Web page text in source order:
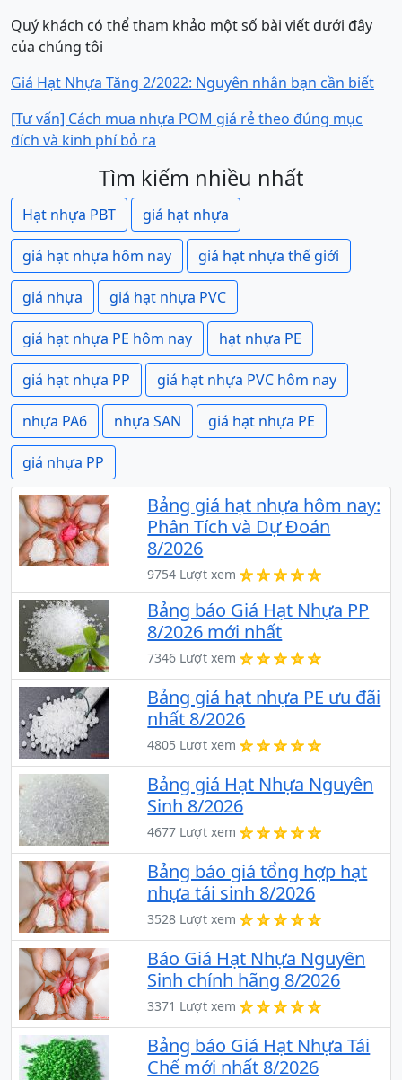
Quý khách có thể tham khảo một số bài viết dưới đây
của chúng tôi
Giá Hạt Nhựa Tăng 2/2022: Nguyên nhân bạn cần biết
[Tư vấn] Cách mua nhựa POM giá rẻ theo đúng mục
đích và kinh phí bỏ ra
Tìm kiếm nhiều nhất
Hạt nhựa PBT giá hạt nhựa
giá hạt nhựa hôm nay giá hạt nhựa thế giới
giá nhựa giá hạt nhựa PVC
giá hạt nhựa PE hôm nay hạt nhựa PE
giá hạt nhựa PP giá hạt nhựa PVC hôm nay
nhựa PA6 nhựa SAN giá hạt nhựa PE
giá nhựa PP
Bảng giá hạt nhựa hôm nay:
Phân Tích và Dự Đoán
8/2026
9754 Lượt xem
Bảng báo Giá Hạt Nhựa PP
8/2026 mới nhất
7346 Lượt xem
Bảng giá hạt nhựa PE ưu đãi
nhất 8/2026
4805 Lượt xem
Bảng giá Hạt Nhựa Nguyên
Sinh 8/2026
4677 Lượt xem
Bảng báo giá tổng hợp hạt
nhựa tái sinh 8/2026
3528 Lượt xem
Báo Giá Hạt Nhựa Nguyên
Sinh chính hãng 8/2026
3371 Lượt xem
Bảng báo Giá Hạt Nhựa Tái
Chế mới nhất 8/2026